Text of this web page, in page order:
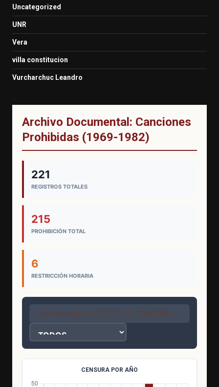
Uncategorized
UNR
Vera
villa constitucion
Vurcharchuc Leandro
Archivo Documental: Canciones
Prohibidas (1969-1982)
221
REGISTROS TOTALES
215
PROHIBICIÓN TOTAL
6
RESTRICCIÓN HORARIA
CENSURA POR AÑO